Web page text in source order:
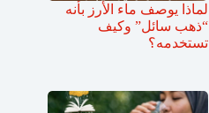
لماذا يوصف ماء الأرز بأنه
“ذهب سائل” وكيف
تستخدمه؟